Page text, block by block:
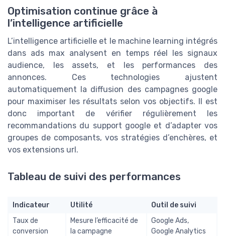
Optimisation continue grâce à
l’intelligence artificielle
L’intelligence artificielle et le machine learning intégrés
dans ads max analysent en temps réel les signaux
audience, les assets, et les performances des
annonces. Ces technologies ajustent
automatiquement la diffusion des campagnes google
pour maximiser les résultats selon vos objectifs. Il est
donc important de vérifier régulièrement les
recommandations du support google et d’adapter vos
groupes de composants, vos stratégies d’enchères, et
vos extensions url.
Tableau de suivi des performances
Indicateur Utilité
Outil de suivi
Taux de
conversion
Mesure l’efficacité de
la campagne
Google Ads,
Google Analytics